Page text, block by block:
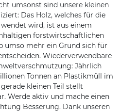
umsonst sind unsere kleinen
Das Holz, welches für die
wird, ist aus einem
forstwirtschaftlichen
umso mehr ein Grund sich für
Wiederverwendbare
Jährlich
Tonnen an Plastikmüll im
kleinen Teil stellt
Werde aktiv und mache einen
Besserung. Dank unseren